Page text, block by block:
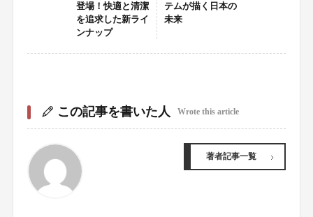
登場！快適と清潔
を追求した新ライ
ンナップ
テムが描く日本の
未来
この記事を書いた人 Wrote this article
著者記事一覧